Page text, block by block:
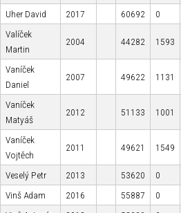
Uher David 2017 60692 0
Valíček
Martin
2004 44282 1593
Vaníček
Daniel
2007 49622 1131
Vaníček
Matyáš
2012 51133 1001
Vaníček
Vojtěch
2011 49621 1549
Veselý Petr 2013 53620 0
Vinš Adam
2016 55887 0